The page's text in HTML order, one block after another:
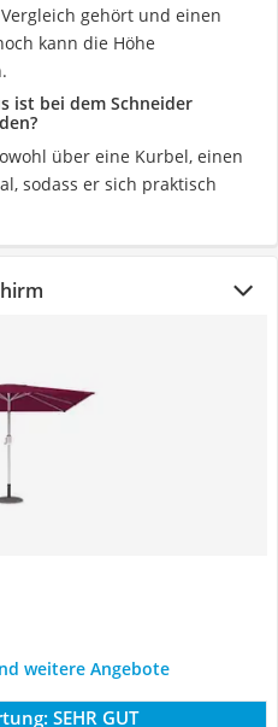
gehört und einen
kann die Höhe
ist bei dem Schneider
über eine Kurbel, einen
sodass er sich praktisch
weitere Angebote
SEHR GUT